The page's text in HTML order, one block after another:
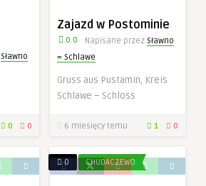
Sławno
0 0
Zajazd w Postominie
0.0 Napisane przez Sławno
= Schlawe
Gruss aus Pustamin, Kreis
Schlawe – Schloss
6 miesięcy temu 1 0
0 CHUDACZEWO